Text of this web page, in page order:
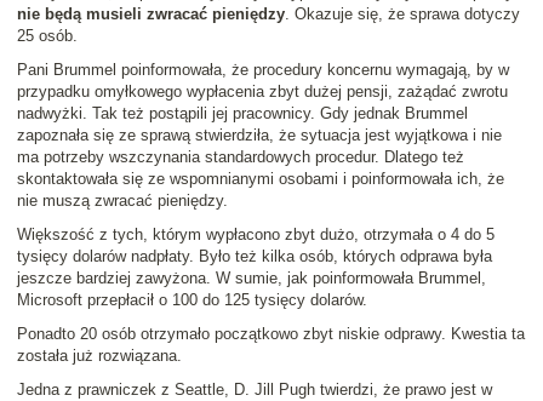
nie będą musieli zwracać pieniędzy. Okazuje się, że sprawa dotyczy
25 osób.
Pani Brummel poinformowała, że procedury koncernu wymagają, by w
przypadku omyłkowego wypłacenia zbyt dużej pensji, zażądać zwrotu
nadwyżki. Tak też postąpili jej pracownicy. Gdy jednak Brummel
zapoznała się ze sprawą stwierdziła, że sytuacja jest wyjątkowa i nie
ma potrzeby wszczynania standardowych procedur. Dlatego też
skontaktowała się ze wspomnianymi osobami i poinformowała ich, że
nie muszą zwracać pieniędzy.
Większość z tych, którym wypłacono zbyt dużo, otrzymała o 4 do 5
tysięcy dolarów nadpłaty. Było też kilka osób, których odprawa była
jeszcze bardziej zawyżona. W sumie, jak poinformowała Brummel,
Microsoft przepłacił o 100 do 125 tysięcy dolarów.
Ponadto 20 osób otrzymało początkowo zbyt niskie odprawy. Kwestia ta
została już rozwiązana.
Jedna z prawniczek z Seattle, D. Jill Pugh twierdzi, że prawo jest w